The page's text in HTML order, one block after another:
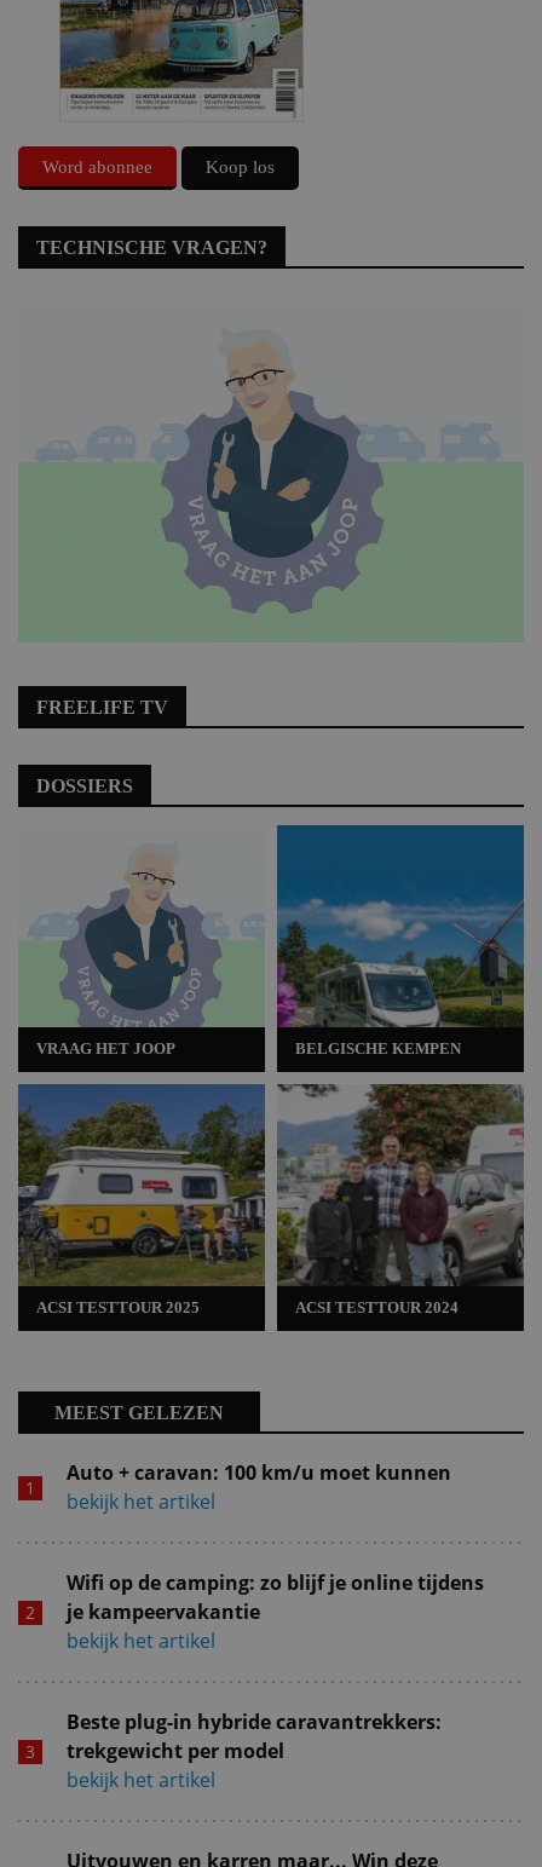
Word abonnee Koop los
TECHNISCHE VRAGEN?
FREELIFE TV
DOSSIERS
VRAAG HET JOOP
ACSI TESTTOUR 2025
BELGISCHE KEMPEN
ACSI TESTTOUR 2024
MEEST GELEZEN
Auto + caravan: 100 km/u moet kunnen
bekijk het artikel
Wifi op de camping: zo blijf je online tijdens
je kampeervakantie
bekijk het artikel
Beste plug-in hybride caravantrekkers:
trekgewicht per model
bekijk het artikel
Uitvouwen en karren maar... Win deze